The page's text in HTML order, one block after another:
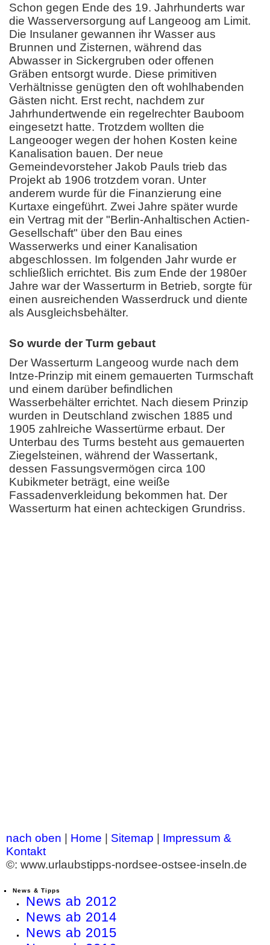
Schon gegen Ende des 19. Jahrhunderts war
die Wasserversorgung auf Langeoog am Limit.
Die Insulaner gewannen ihr Wasser aus
Brunnen und Zisternen, während das
Abwasser in Sickergruben oder offenen
Gräben entsorgt wurde. Diese primitiven
Verhältnisse genügten den oft wohlhabenden
Gästen nicht. Erst recht, nachdem zur
Jahrhundertwende ein regelrechter Bauboom
eingesetzt hatte. Trotzdem wollten die
Langeooger wegen der hohen Kosten keine
Kanalisation bauen. Der neue
Gemeindevorsteher Jakob Pauls trieb das
Projekt ab 1906 trotzdem voran. Unter
anderem wurde für die Finanzierung eine
Kurtaxe eingeführt. Zwei Jahre später wurde
ein Vertrag mit der "Berlin-Anhaltischen Actien-
Gesellschaft" über den Bau eines
Wasserwerks und einer Kanalisation
abgeschlossen. Im folgenden Jahr wurde er
schließlich errichtet. Bis zum Ende der 1980er
Jahre war der Wasserturm in Betrieb, sorgte für
einen ausreichenden Wasserdruck und diente
als Ausgleichsbehälter.
So wurde der Turm gebaut
Der Wasserturm Langeoog wurde nach dem
Intze-Prinzip mit einem gemauerten Turmschaft
und einem darüber befindlichen
Wasserbehälter errichtet. Nach diesem Prinzip
wurden in Deutschland zwischen 1885 und
1905 zahlreiche Wassertürme erbaut. Der
Unterbau des Turms besteht aus gemauerten
Ziegelsteinen, während der Wassertank,
dessen Fassungsvermögen circa 100
Kubikmeter beträgt, eine weiße
Fassadenverkleidung bekommen hat. Der
Wasserturm hat einen achteckigen Grundriss.
nach oben Home Sitemap
Impressum &
Kontakt
©: www.urlaubstipps-nordsee-ostsee-inseln.de
News & Tipps
News ab 2012
News ab 2014
News ab 2015